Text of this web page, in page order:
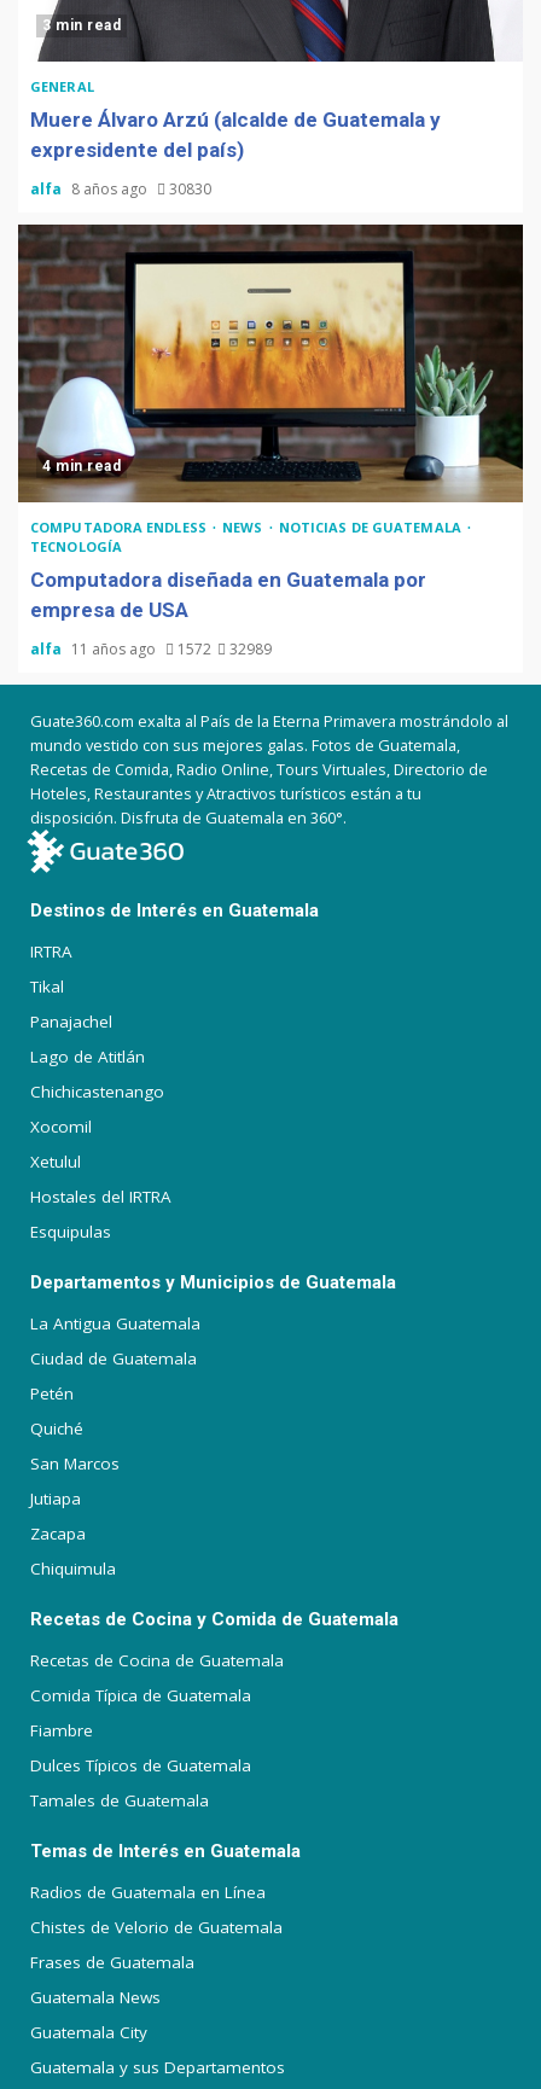
3 min read
GENERAL
Muere Álvaro Arzú (alcalde de Guatemala y
expresidente del país)
alfa 8 años ago 30830
4 min read
COMPUTADORA ENDLESS NEWS
NOTICIAS DE GUATEMALA
TECNOLOGÍA
Computadora diseñada en Guatemala por
empresa de USA
alfa 11 años ago 1572 32989
Guate360.com exalta al País de la Eterna Primavera mostrándolo al
mundo vestido con sus mejores galas. Fotos de Guatemala,
Recetas de Comida, Radio Online, Tours Virtuales, Directorio de
Hoteles, Restaurantes y Atractivos turísticos están a tu
disposición. Disfruta de Guatemala en 360°.
Destinos de Interés en Guatemala
IRTRA
Tikal
Panajachel
Lago de Atitlán
Chichicastenango
Xocomil
Xetulul
Hostales del IRTRA
Esquipulas
Departamentos y Municipios de Guatemala
La Antigua Guatemala
Ciudad de Guatemala
Petén
Quiché
San Marcos
Jutiapa
Zacapa
Chiquimula
Recetas de Cocina y Comida de Guatemala
Recetas de Cocina de Guatemala
Comida Típica de Guatemala
Fiambre
Dulces Típicos de Guatemala
Tamales de Guatemala
Temas de Interés en Guatemala
Radios de Guatemala en Línea
Chistes de Velorio de Guatemala
Frases de Guatemala
Guatemala News
Guatemala City
Guatemala y sus Departamentos